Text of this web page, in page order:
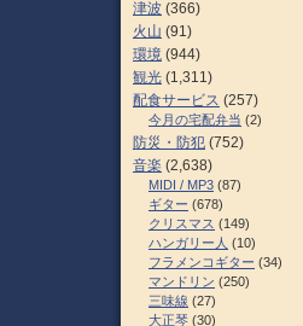
津波 (366)
火山 (91)
環境 (944)
観光 (1,311)
配食サービス (257)
今月の宅配弁当 (2)
防災・防犯 (752)
音楽 (2,638)
MIDI / MP3 (87)
ギター (678)
クリスマス (149)
ハンガリー人 (10)
フラメンコギター (34)
マンドリン (250)
三味線 (27)
大正琴 (30)